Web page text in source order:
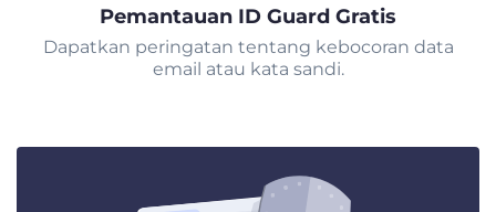
Pemantauan ID Guard Gratis
Dapatkan peringatan tentang kebocoran data
email atau kata sandi.